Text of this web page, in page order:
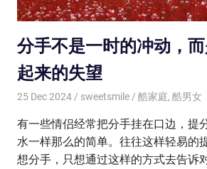
分手不是一时的冲动，
起来的失望
25 Dec 2024 sweetsmile 酷家庭, 酷男女
有一些情侣经常把分手挂在口边，提
水一样那么的简单。往往这样轻易的
想分手，只想通过这样的方式去告诉